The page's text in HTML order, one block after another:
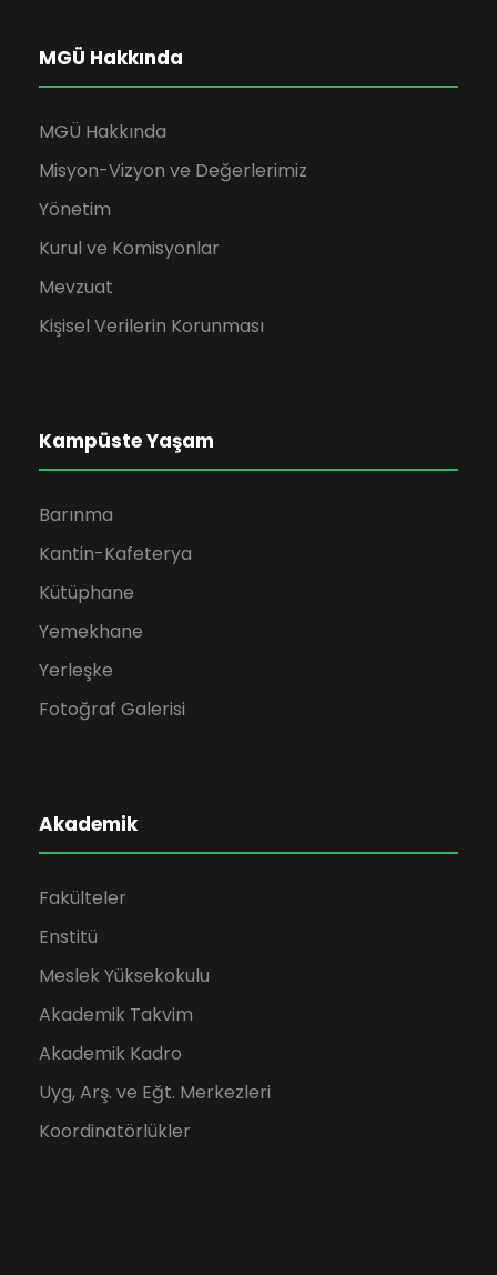
MGÜ Hakkında
MGÜ Hakkında
Misyon-Vizyon ve Değerlerimiz
Yönetim
Kurul ve Komisyonlar
Mevzuat
Kişisel Verilerin Korunması
Kampüste Yaşam
Barınma
Kantin-Kafeterya
Kütüphane
Yemekhane
Yerleşke
Fotoğraf Galerisi
Akademik
Fakülteler
Enstitü
Meslek Yüksekokulu
Akademik Takvim
Akademik Kadro
Uyg, Arş. ve Eğt. Merkezleri
Koordinatörlükler